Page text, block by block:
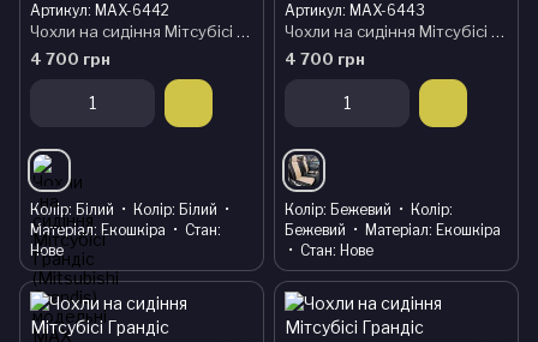
Артикул: MAX-6442
Чохли на сидіння Мітсубісі Грандіс (Mitsubishi Grandis) модельні MAX з екошкіри Чорно-білий
4 700 грн
Колір Білий Колір Білий
Матеріал Екошкіра
Стан
Нове
Артикул: MAX-6443
Чохли на сидіння Мітсубісі Грандіс (Mitsubishi Grandis) модельні MAX з екошкіри Чорно-бежевий
4 700 грн
Колір Бежевий
Колір
Бежевий
Матеріал Екошкіра
Стан Нове